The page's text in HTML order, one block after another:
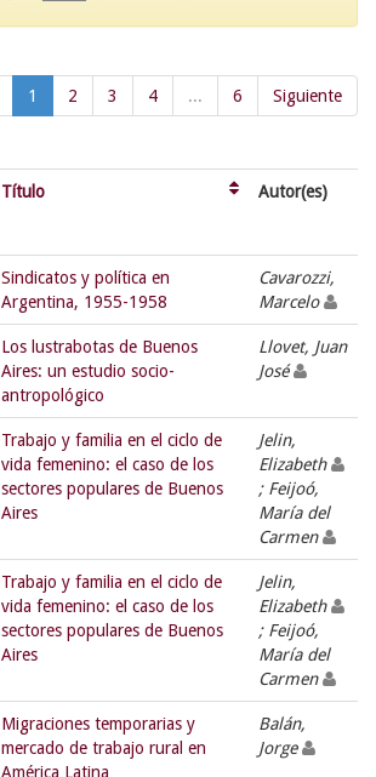
1 2 3 4 ... 6 Siguiente
Título Autor(es)
Sindicatos y política en
Argentina, 1955-1958
Cavarozzi,
Marcelo
Los lustrabotas de Buenos
Aires: un estudio socio-
antropológico
Llovet, Juan
José
Trabajo y familia en el ciclo de
vida femenino: el caso de los
sectores populares de Buenos
Aires
Jelin,
Elizabeth
; Feijoó,
María del
Carmen
Trabajo y familia en el ciclo de
vida femenino: el caso de los
sectores populares de Buenos
Aires
Jelin,
Elizabeth
; Feijoó,
María del
Carmen
Migraciones temporarias y
mercado de trabajo rural en
América Latina
Balán,
Jorge